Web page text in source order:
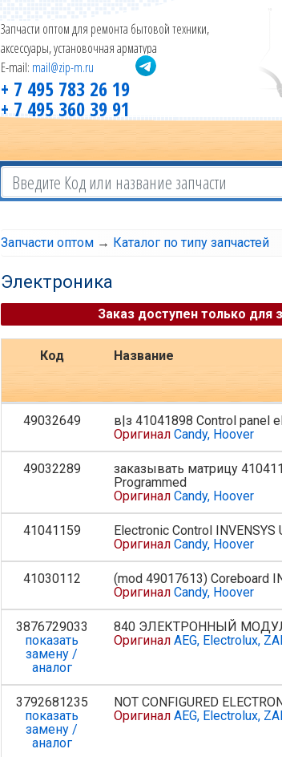
Запчасти оптом для ремонта бытовой техники,
аксессуары, установочная арматура
E-mail: mail@zip-m.ru
+ 7 495 783 26 19
+ 7 495 360 39 91
Запчасти оптом → Каталог по типу запчастей
Электроника
Заказ доступен только для
Код Название
49032649
в|з 41041898 Control panel
Оригинал Candy, Hoover
49032289
заказывать матрицу
Programmed
Оригинал Candy, Hoover
41041159
Electronic Control INVENSYS
Оригинал Candy, Hoover
41030112
(mod 49017613) Coreboard
Оригинал Candy, Hoover
3876729033
показать
замену /
аналог
840 ЭЛЕКТРОННЫЙ
Оригинал AEG, Electrolux,
3792681235
показать
замену /
аналог
NOT CONFIGURED
Оригинал AEG, Electrolux,